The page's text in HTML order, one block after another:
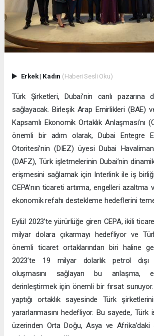
Erkek| Kadın (Haberi Sesli Oku)
Türk Şirketleri, Dubai’nin canlı pazarına
sağlayacak. Birleşik Arap Emirlikleri (BAE)
Kapsamlı Ekonomik Ortaklık Anlaşması’nı
önemli bir adım olarak, Dubai Entegre
Otoritesi’nin (DIEZ) üyesi Dubai
(DAFZ), Türk işletmelerinin Dubai’nin
erişmesini sağlamak için Interlink ile iş birliği
CEPA’nın ticareti artırma, engelleri azaltma
ekonomik refahı destekleme hedeflerini
Eylül 2023’te yürürlüğe giren CEPA, ikili
milyar dolara çıkarmayı hedefliyor ve
önemli ticaret ortaklarından biri haline
2023’te 19 milyar dolarlık petrol
oluşmasını sağlayan bu anlaşma,
derinleştirmek için önemli bir fırsat
yaptığı ortaklık sayesinde Türk
yararlanmasını hedefliyor. Bu sayede, Türk
üzerinden Orta Doğu, Asya ve Afrika’daki